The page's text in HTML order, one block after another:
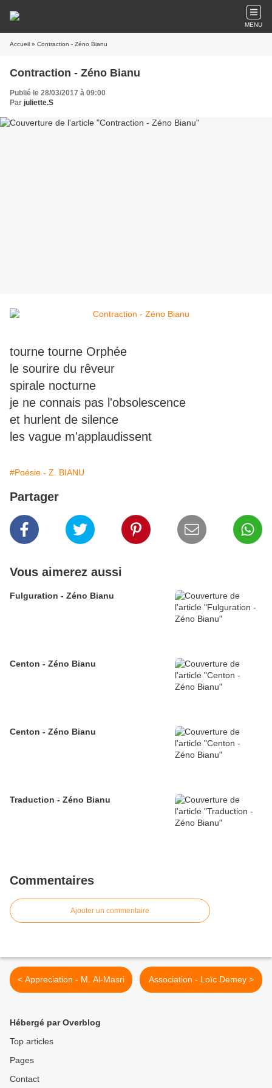
MENU
Accueil » Contraction - Zéno Bianu
Contraction - Zéno Bianu
Publié le 28/03/2017 à 09:00
Par juliette.S
tourne tourne Orphée
le sourire du rêveur
spirale nocturne
je ne connais pas l'obsolescence
et hurlent de silence
les vague m'applaudissent
#Poésie - Z. BIANU
Partager
Vous aimerez aussi
Fulguration - Zéno Bianu
Centon - Zéno Bianu
Centon - Zéno Bianu
Traduction - Zéno Bianu
Commentaires
Ajouter un commentaire
< Appreciation - M. Al-Masri Association - Loïc Demey >
Hébergé par Overblog
Top articles
Pages
Contact